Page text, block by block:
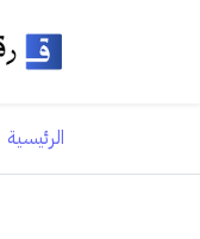
الرئيسية